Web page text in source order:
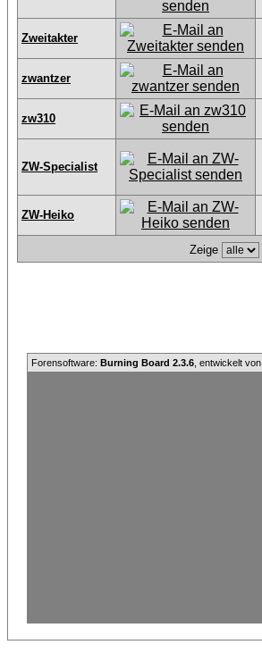
Zweitakter
zwantzer
zw310
ZW-Specialist
ZW-Heiko
Zeige
Forensoftware: Burning Board 2.3.6 , entwickelt von